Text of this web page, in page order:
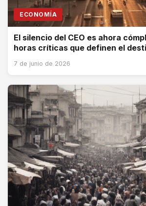
ECONOMÍA
El silencio del CEO es ahora
horas críticas que definen el
7 de junio de 2026